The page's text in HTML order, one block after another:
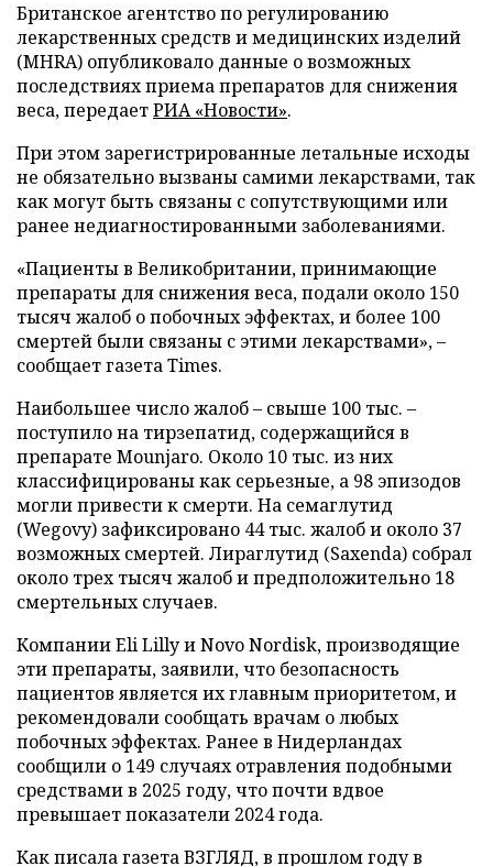
Британское агентство по регулированию
лекарственных средств и медицинских изделий
(MHRA) опубликовало данные о возможных
последствиях приема препаратов для снижения
веса, передаетРИА «Новости».
При этом зарегистрированные летальные исходы
не обязательно вызваны самими лекарствами, так
как могут быть связаны с сопутствующими или
ранее недиагностированными заболеваниями.
«Пациенты в Великобритании, принимающие
препараты для снижения веса, подали около 150
тысяч жалоб о побочных эффектах, и более 100
смертей были связаны с этими лекарствами», –
сообщает газета Times.
Наибольшее число жалоб – свыше 100 тыс. –
поступило на тирзепатид, содержащийся в
препарате Mounjaro. Около 10 тыс. из них
классифицированы как серьезные, а 98 эпизодов
могли привести к смерти. На семаглутид
(Wegovy) зафиксировано 44 тыс. жалоб и около 37
возможных смертей. Лираглутид (Saxenda) собрал
около трех тысяч жалоб и предположительно 18
смертельных случаев.
Компании Eli Lilly и Novo Nordisk, производящие
эти препараты, заявили, что безопасность
пациентов является их главным приоритетом, и
рекомендовали сообщать врачам о любых
побочных эффектах. Ранее в Нидерландах
сообщили о 149 случаях отравления подобными
средствами в 2025 году, что почти вдвое
превышает показатели 2024 года.
Как писала газета ВЗГЛЯД, в прошлом году в